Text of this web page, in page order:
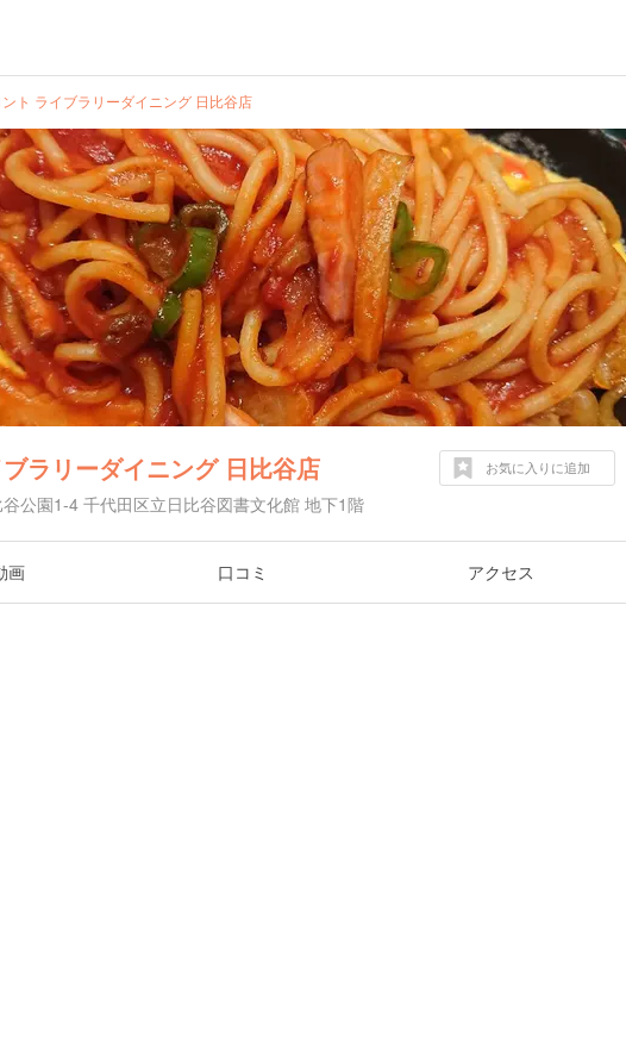
ント ライブラリーダイニング 日比谷店
ラリーダイニング 日比谷店
公園1-4 千代田区立日比谷図書文化館 地下1階
お気に入りに追加
画 口コミ アクセス